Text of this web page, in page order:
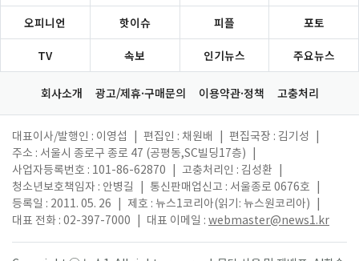
오피니언 핫이슈 피플 포토
TV 속보 인기뉴스 주요뉴스
회사소개 광고/제휴·구매문의 이용약관·정책 고충처리
대표이사/발행인 : 이영섭 편집인 : 채원배 편집국장 : 김기성
주소 : 서울시 종로구 종로 47 (공평동,SC빌딩17층)
사업자등록번호 : 101-86-62870
고충처리인 : 김성환
청소년보호책임자 : 안병길
통신판매업신고 : 서울종로 0676호
등록일 : 2011. 05. 26
제호 : 뉴스1코리아(읽기: 뉴스원코리아)
대표 전화 : 02-397-7000
대표 이메일 : webmaster@news1.kr